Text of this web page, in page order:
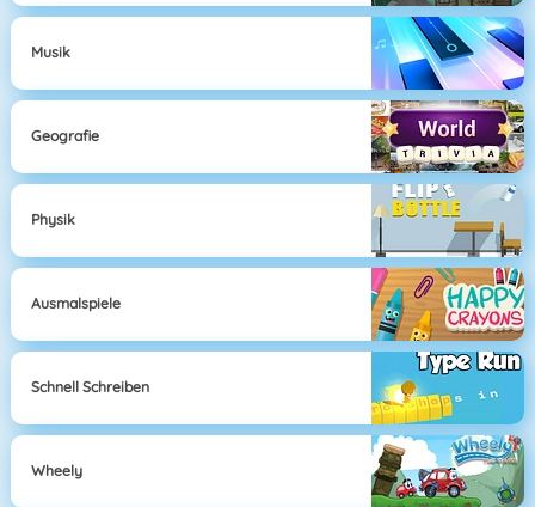
Musik
Geografie
Physik
Ausmalspiele
Schnell Schreiben
Wheely